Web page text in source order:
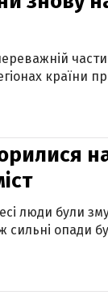
країни
люди були
сильні опади